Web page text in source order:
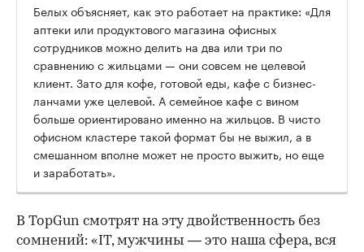
Белых объясняет, как это работает на практике: «Для
аптеки или продуктового магазина офисных
сотрудников можно делить на два или три по
сравнению с жильцами — они совсем не целевой
клиент. Зато для кофе, готовой еды, кафе с бизнес-
ланчами уже целевой. А семейное кафе с вином
больше ориентировано именно на жильцов. В чисто
офисном кластере такой формат бы не выжил, а в
смешанном вполне может не просто выжить, но еще
и заработать».
В TopGun смотрят на эту двойственность без
сомнений: «IT, мужчины — это наша сфера, вся